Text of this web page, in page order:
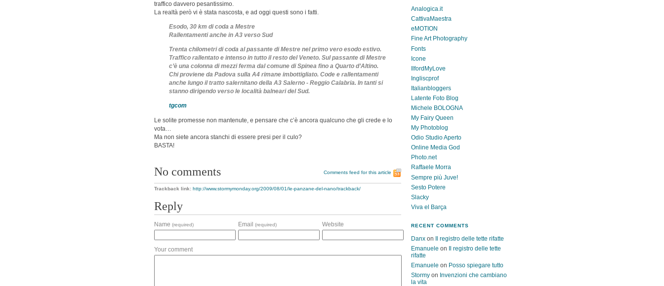
traffico davvero pesantissimo.
La realtà però vi è stata nascosta, e ad oggi questi sono i fatti.
Esodo, 30 km di coda a Mestre
Rallentamenti anche in A3 verso Sud
Trenta chilometri di coda al passante di Mestre nel primo vero esodo estivo.
Traffico rallentato e intenso in tutto il resto del Veneto. Sul passante di Mestre
c’è una colonna di mezzi ferma dal comune di Spinea fino a Quarto d’Altino.
Chi proviene da Padova sulla A4 rimane imbottigliato. Code e rallentamenti
anche lungo il tratto salernitano della A3 Salerno - Reggio Calabria. In tanti si
stanno dirigendo verso le località balneari del Sud.
tgcom
Le solite promesse non mantenute, e pensare che c’è ancora qualcuno che gli crede e lo
vota…
Ma non siete ancora stanchi di essere presi per il culo?
BASTA!
No comments Comments feed for this article
Trackback link: http://www.stormymonday.org/2009/08/01/le-panzane-del-nano/trackback/
Reply
Name (required) Email (required) Website
Your comment
Analogica.it
CattivaMaestra
eMOTION
Fine Art Photography
Fonts
Icone
IlfordMyLove
Ingliscprof
Italianbloggers
Latente Foto Blog
Michele BOLOGNA
My Fairy Queen
My Photoblog
Odio Studio Aperto
Online Media God
Photo.net
Raffaele Morra
Sempre più Juve!
Sesto Potere
Slacky
Viva el Barça
RECENT COMMENTS
Danx on Il registro delle tette rifatte
Emanuele on Il registro delle tette
rifatte
Emanuele on Posso spiegare tutto
Stormy on Invenzioni che cambiano
la vita